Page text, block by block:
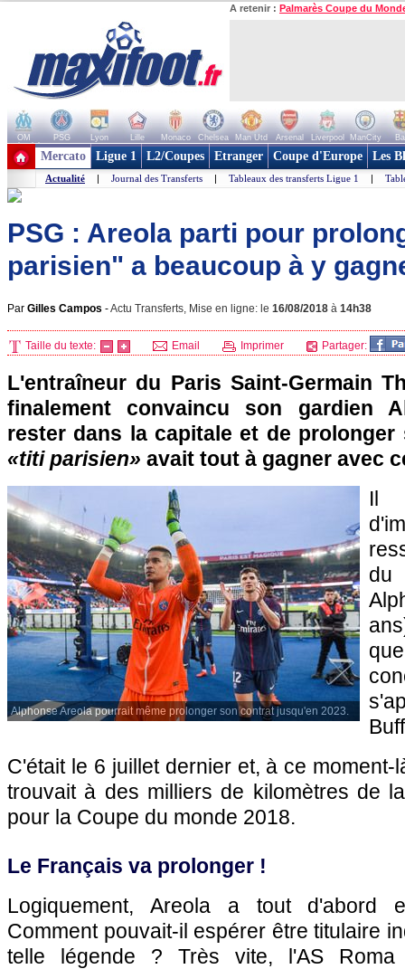
A retenir : Palmarès Coupe du
OM PSG Lyon Lille Monaco Chelsea Man Utd Arsenal Liverpool ManCity
+ de clubs
Mercato Ligue 1 L2/Coupes Etranger Coupe d'Europe Les
Actualité | Journal des Transferts | Tableaux des transferts Ligue 1 |
PSG : Areola parti pour
parisien" a beaucoup à y
Par Gilles Campos -Actu Transferts, Mise en ligne: le 16/08/2018 à 14h38
Taille du texte: Email Imprimer Partager:
L'entraîneur du Paris Saint-Germain
finalement convaincu son gardien
rester dans la capitale et de
«titi parisien» avait tout à gagner avec
Alphonse Areola pourrait même prolonger son contrat jusqu'en 2023.
Il
du
C'était le 6 juillet dernier et, à ce
trouvait à des milliers de kilomètres de
pour la Coupe du monde 2018.
Le Français va prolonger !
Logiquement, Areola a tout d'abord
Comment pouvait-il espérer être titulaire
telle légende ? Très vite, l'AS